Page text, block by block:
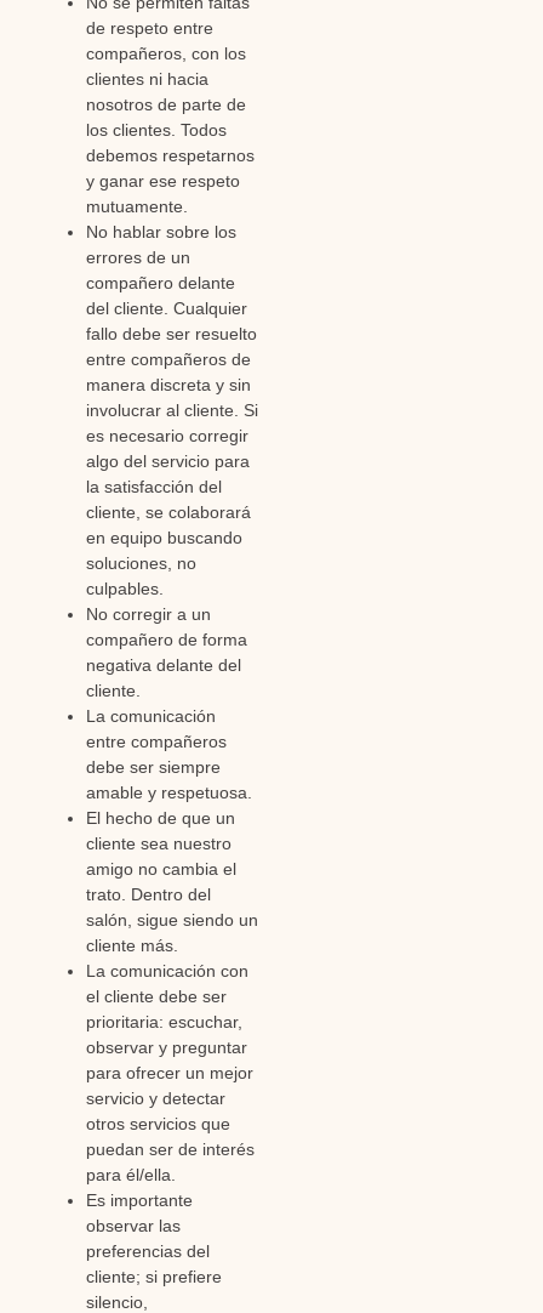
de respeto entre
compañeros, con los
clientes ni hacia
nosotros de parte de
los clientes. Todos
debemos respetarnos
y ganar ese respeto
mutuamente.
No hablar sobre los
errores de un
compañero delante
del cliente. Cualquier
fallo debe ser resuelto
entre compañeros de
manera discreta y sin
involucrar al cliente. Si
es necesario corregir
algo del servicio para
la satisfacción del
cliente, se colaborará
en equipo buscando
soluciones, no
culpables.
No corregir a un
compañero de forma
negativa delante del
cliente.
La comunicación
entre compañeros
debe ser siempre
amable y respetuosa.
El hecho de que un
cliente sea nuestro
amigo no cambia el
trato. Dentro del
salón, sigue siendo un
cliente más.
La comunicación con
el cliente debe ser
prioritaria: escuchar,
observar y preguntar
para ofrecer un mejor
servicio y detectar
otros servicios que
puedan ser de interés
para él/ella.
Es importante
observar las
preferencias del
cliente; si prefiere
silencio,